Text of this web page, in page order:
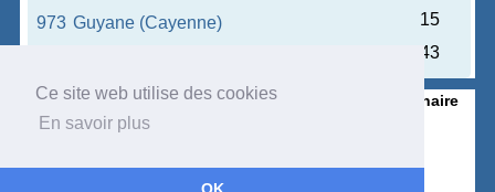
Ce site web utilise des cookies
En savoir plus
973 Guyane (Cayenne)
15
43
Accueil Proposer un tandem
Chercher un partenaire
Contact
Données personnelles